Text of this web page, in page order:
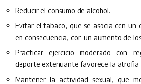
Reducir el consumo de alcohol.
Evitar el tabaco, que se asocia con un
en consecuencia, con un aumento de
Practicar ejercicio moderado con
deporte extenuante favorece la atrofia
Mantener la actividad sexual, que